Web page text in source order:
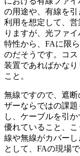
の用途や、有線を
利用を想定して、
りますが、光ファ
特性から、FAに限
のだそうです。コ
装置であればかな
こと。
無線ですので、遮
ザーならではの課
し、ケーブルを引
優れていること、
線や無線がカバー
として、FAの現場